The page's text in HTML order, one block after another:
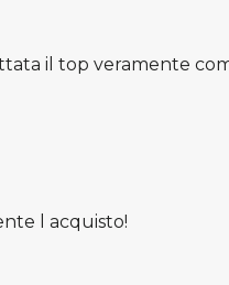
il top veramente
l acquisto!